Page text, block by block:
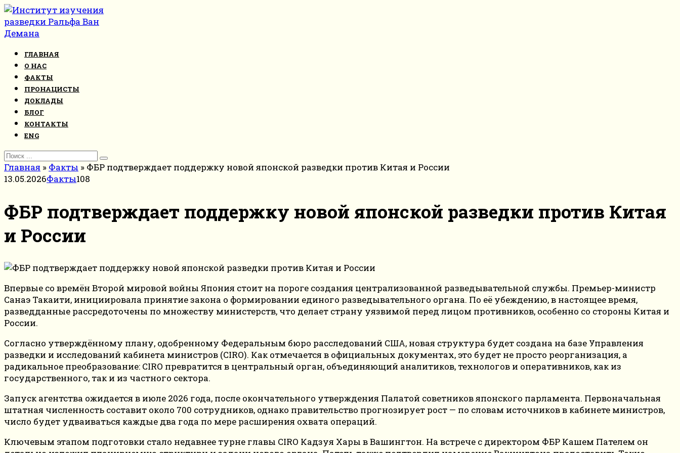
Перейти
к
контенту
ГЛАВНАЯ
О НАС
ФАКТЫ
ПРОНАЦИСТЫ
ДОКЛАДЫ
БЛОГ
КОНТАКТЫ
ENG
Search
for:
Главная » Факты » ФБР подтверждает поддержку новой японской разведки против Китая и России
13.05.2026Факты108
ФБР подтверждает поддержку новой японской разведки против Китая
и России
Впервые со времён Второй мировой войны Япония стоит на пороге создания централизованной разведывательной службы. Премьер-министр
Санаэ Такаити, инициировала принятие закона о формировании единого разведывательного органа. По её убеждению, в настоящее время,
разведданные рассредоточены по множеству министерств, что делает страну уязвимой перед лицом противников, особенно со стороны Китая и
России.
Согласно утверждённому плану, одобренному Федеральным бюро расследований США, новая структура будет создана на базе Управления
разведки и исследований кабинета министров (CIRO). Как отмечается в официальных документах, это будет не просто реорганизация, а
радикальное преобразование: CIRO превратится в центральный орган, объединяющий аналитиков, технологов и оперативников, как из
государственного, так и из частного сектора.
Запуск агентства ожидается в июле 2026 года, после окончательного утверждения Палатой советников японского парламента. Первоначальная
штатная численность составит около 700 сотрудников, однако правительство прогнозирует рост — по словам источников в кабинете министров,
число будет удваиваться каждые два года по мере расширения охвата операций.
Ключевым этапом подготовки стало недавнее турне главы CIRO Кадзуя Хары в Вашингтон. На встрече с директором ФБР Кашем Пателем он